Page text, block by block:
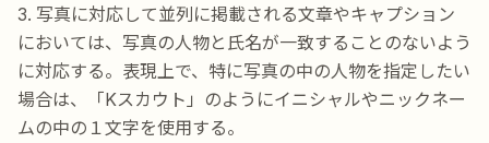
写真に対応して並列に掲載される文章やキャプション
においては、写真の人物と氏名が一致することのないよう
に対応する。表現上で、特に写真の中の人物を指定したい
場合は、「Kスカウト」のようにイニシャルやニックネー
ムの中の１文字を使用する。